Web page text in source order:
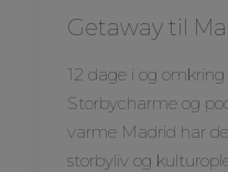
Getaway til
12 dage i og
Storbycharme og
varme Madrid har
storbyliv og